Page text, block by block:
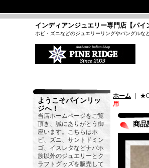
インディアンジュエリー専門店【パイ
ホピ・ズニなどのジュエリーリングやバングルな
ようこそパインリッ
ジへ！
当店ホームページをご覧
頂き、誠にありがとう御
座います。こちらはホ
ピ、ズニ、サントドミン
ゴ、イスレタなどナバホ
族以外のジュエリーとク
ラフトグッズを販売して
ホーム ｜
用
商品